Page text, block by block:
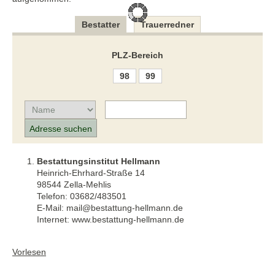
Bestatter Trauerredner
PLZ-Bereich
98 99
Bestattungsinstitut Hellmann
Heinrich-Ehrhard-Straße 14
98544 Zella-Mehlis
Telefon: 03682/483501
E-Mail: mail@bestattung-hellmann.de
Internet: www.bestattung-hellmann.de
Vorlesen